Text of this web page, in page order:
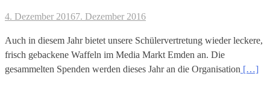
4. Dezember 20167. Dezember 2016
Auch in diesem Jahr bietet unsere Schülervertretung wieder leckere,
frisch gebackene Waffeln im Media Markt Emden an. Die
gesammelten Spenden werden dieses Jahr an die Organisation […]